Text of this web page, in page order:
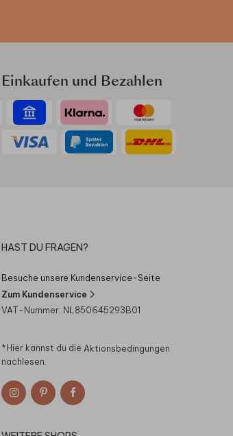
und Bezahlen
HAST DU FRAGEN?
Besuche unsere Kundenservice-Seite
Zum Kundenservice
VAT-Nummer: NL850645293B01
*Hier kannst du die Aktionsbedingungen
nachlesen.